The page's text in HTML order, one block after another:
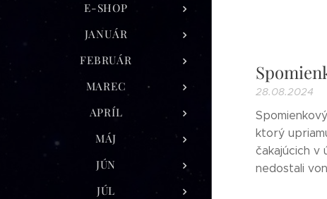
E-SHOP
JANUÁR
FEBRUÁR
MAREC
APRÍL
MÁJ
JÚN
JÚL
28.08.2024
ktorý
čakajúcich v
nedostali